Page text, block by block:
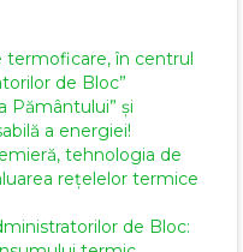
termoficare, în centrul
de Bloc”
Pământului” și
a energiei!
tehnologia de
rețelelor termice
de Bloc: